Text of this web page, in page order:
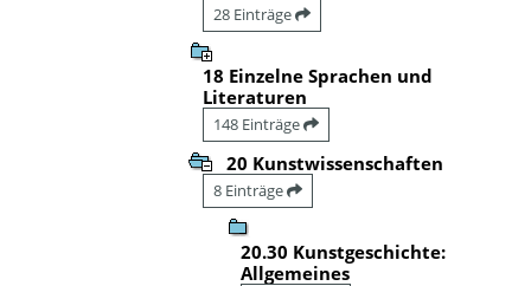
28 Einträge
18 Einzelne Sprachen und
Literaturen
148 Einträge
20 Kunstwissenschaften
8 Einträge
20.30 Kunstgeschichte:
Allgemeines